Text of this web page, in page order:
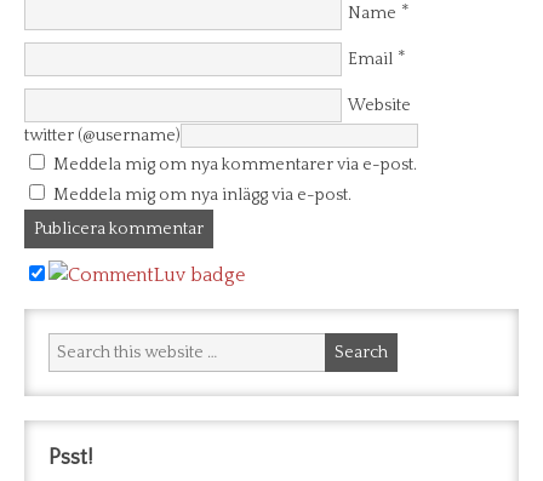
Name *
Email *
Website
twitter (@username)
Meddela mig om nya kommentarer via e-post.
Meddela mig om nya inlägg via e-post.
Psst!